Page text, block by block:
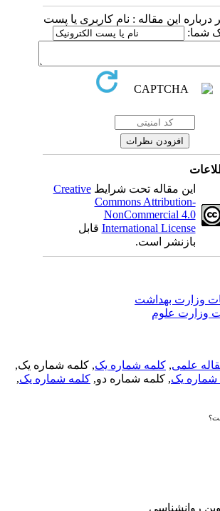
این مقاله : نام کاربری یا پست
شما:
این مقاله تحت شرایطCreative
Commons Attribution-
NonCommercial 4.0
International Licenseقابل
بازنشر است.
وزارت بهداشت
علوم
علمی, کلمه شماره یک, کلمه شماره یک,
یک, کلمه شماره دو,کلمه شماره یک,